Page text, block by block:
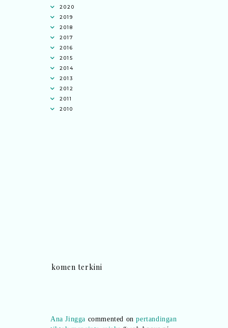
2020
2019
2018
2017
2016
2015
2014
2013
2012
2011
2010
komen terkini
tiktok mencipta sajak:“wah bagus ni